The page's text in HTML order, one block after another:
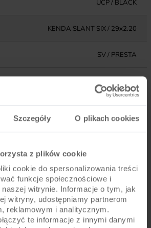
Szczegóły O plikach cookies
z plików cookie
cookie do spersonalizowania treści
funkcje społecznościowe i
witrynie. Informacje o tym, jak
witryny, udostępniamy partnerom
reklamowym i analitycznym.
te informacje z innymi danymi
UCP / BLACK
KENDA SLANT SIX / 29x2.20
SV / PRESTA
ALHONGA / V-BRAKE / ALU
SHIMANO ALTUS ST-EF500
STANDARD